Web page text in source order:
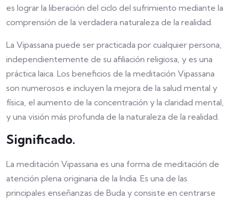
es lograr la liberación del ciclo del sufrimiento mediante la
comprensión de la verdadera naturaleza de la realidad.
La Vipassana puede ser practicada por cualquier persona,
independientemente de su afiliación religiosa, y es una
práctica laica. Los beneficios de la meditación Vipassana
son numerosos e incluyen la mejora de la salud mental y
física, el aumento de la concentración y la claridad mental,
y una visión más profunda de la naturaleza de la realidad.
Significado.
La meditación Vipassana es una forma de meditación de
atención plena originaria de la India. Es una de las
principales enseñanzas de Buda y consiste en centrarse